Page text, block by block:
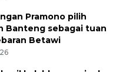
Pramono pilih
Banteng sebagai tuan
Betawi